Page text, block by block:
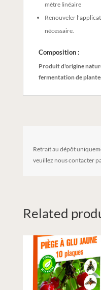
mètre linéaire
Renouveler
nécessaire.
Composition :
Produit d'origine
fermentation de
Retrait au dépôt
veuillez nous contacter
Related